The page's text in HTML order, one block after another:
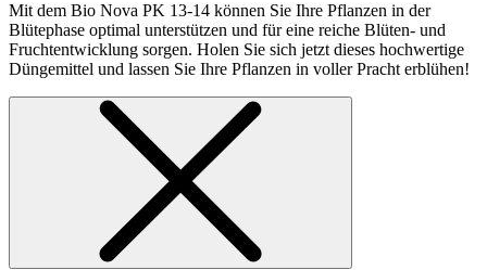
Mit dem Bio Nova PK 13-14 können Sie Ihre Pflanzen in der
Blütephase optimal unterstützen und für eine reiche Blüten- und
Fruchtentwicklung sorgen. Holen Sie sich jetzt dieses hochwertige
Düngemittel und lassen Sie Ihre Pflanzen in voller Pracht erblühen!